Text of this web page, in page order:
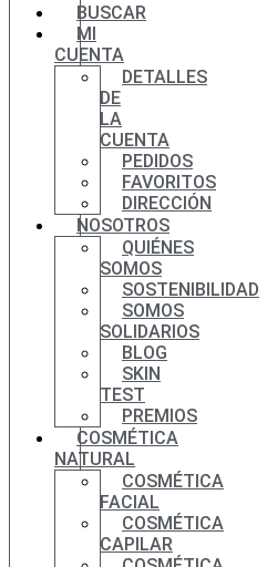
BUSCAR
MI
CUENTA
DETALLES
DE
LA
CUENTA
PEDIDOS
FAVORITOS
DIRECCIÓN
NOSOTROS
QUIÉNES
SOMOS
SOSTENIBILIDAD
SOMOS
SOLIDARIOS
BLOG
SKIN
TEST
PREMIOS
COSMÉTICA
NATURAL
COSMÉTICA
FACIAL
COSMÉTICA
CAPILAR